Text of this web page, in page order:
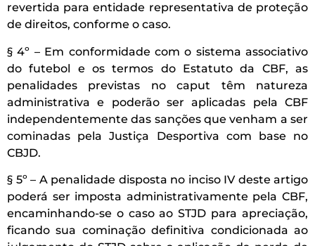
revertida para entidade representativa de proteção
de direitos, conforme o caso.
§ 4º – Em conformidade com o sistema associativo
do futebol e os termos do Estatuto da CBF, as
penalidades previstas no caput têm natureza
administrativa e poderão ser aplicadas pela CBF
independentemente das sanções que venham a ser
cominadas pela Justiça Desportiva com base no
CBJD.
§ 5º – A penalidade disposta no inciso IV deste artigo
poderá ser imposta administrativamente pela CBF,
encaminhando-se o caso ao STJD para apreciação,
ficando sua cominação definitiva condicionada ao